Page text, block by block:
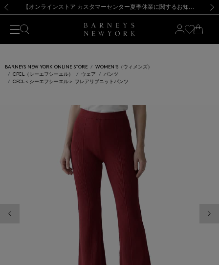
新規登録のお客様も対象！＜MY BARNEYS＞会員のお客様は11,000円（税込）以上のお買上げで常時送料無料！お買い物の際は会員登録を！
【夏季休業に伴う出荷一時停止のお知らせ】(2026.8.7) 【オンラインストア カスタマーセンター夏季休業に関するお知らせ】（2026.8.7）
【夏季休業に伴う返品・交換承り一時停止のお知らせ】（2026.8.5）
熊本県を中心とした地震の影響によるお荷物のお届けについて
【開催中】SUMMER SALEのご案内・ご注意事項 新規登録のお客様も対象！＜MY BARNEYS＞会員のお客様は11,000円（税込）以上のお買上げで常時送料無料！お買い物の際は会員登録を！
【夏季休業に伴う出荷一時停止のお知らせ】(2026.8.7)
BARNEYS NEW YORK ONLINE STORE
WOMEN'S（ウィメンズ）
CFCL（シーエフシーエル）
ウェア
パンツ
CFCL＜シーエフシーエル＞ フレアリブニットパンツ